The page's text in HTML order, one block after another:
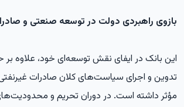
بازوی راهبردی دولت در توسعه صنعتی و
این بانک در ایفای نقش توسعه‌ای خود، علاوه بر
تدوین و اجرای سیاست‌های کلان صادرات
مؤثر داشته است. در دوران تحریم و